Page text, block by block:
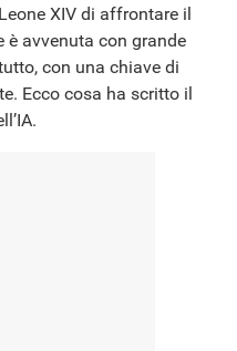
XIV di affrontare il
è avvenuta con grande
con una chiave di
Ecco cosa ha scritto il